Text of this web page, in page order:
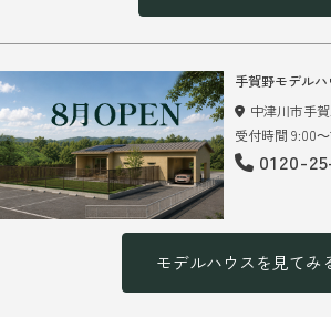
手賀野モデルハ
中津川市手賀
受付時間 9:00
0120-
モデルハウスを見てみ